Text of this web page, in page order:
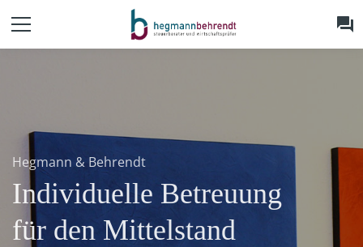
forum
Hegmann & Behrendt
Individuelle Betreuung
für den Mittelstand
Hegmann & Behrendt
Individuelle Betreuung
für den Mittelstand